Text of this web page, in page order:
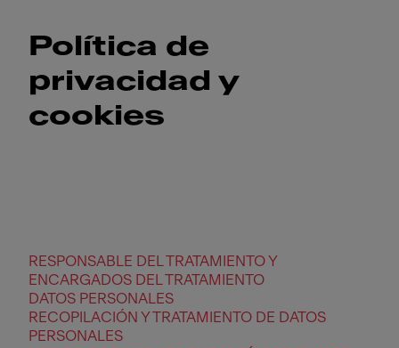
Política de
privacidad y
cookies
RESPONSABLE DEL TRATAMIENTO Y
ENCARGADOS DEL TRATAMIENTO
DATOS PERSONALES
RECOPILACIÓN Y TRATAMIENTO DE DATOS
PERSONALES